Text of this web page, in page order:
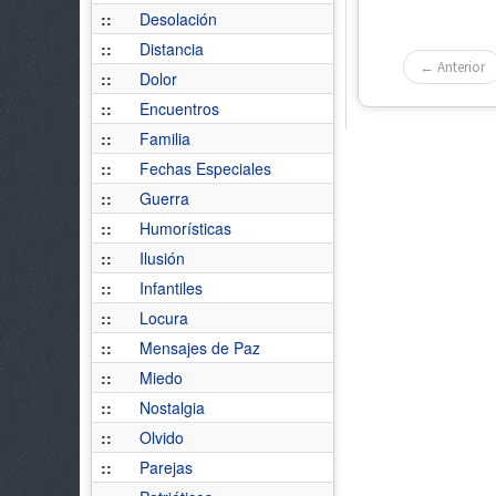
::
Desolación
::
Distancia
::
Dolor
::
Encuentros
::
Familia
::
Fechas Especiales
::
Guerra
::
Humorísticas
::
Ilusión
::
Infantiles
::
Locura
::
Mensajes de Paz
::
Miedo
::
Nostalgia
::
Olvido
::
Parejas
← Anterior